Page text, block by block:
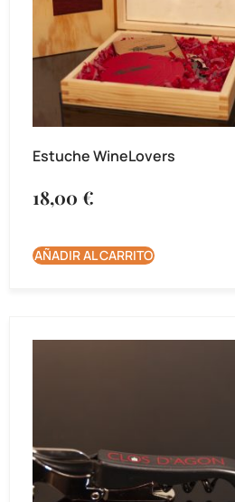
Estuche WineLovers
18,00 €
AÑADIR AL CARRITO